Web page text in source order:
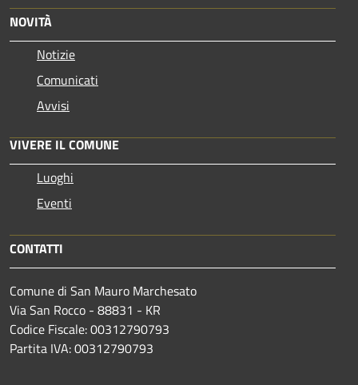
NOVITÀ
Notizie
Comunicati
Avvisi
VIVERE IL COMUNE
Luoghi
Eventi
CONTATTI
Comune di San Mauro Marchesato
Via San Rocco - 88831 - KR
Codice Fiscale: 00312790793
Partita IVA: 00312790793